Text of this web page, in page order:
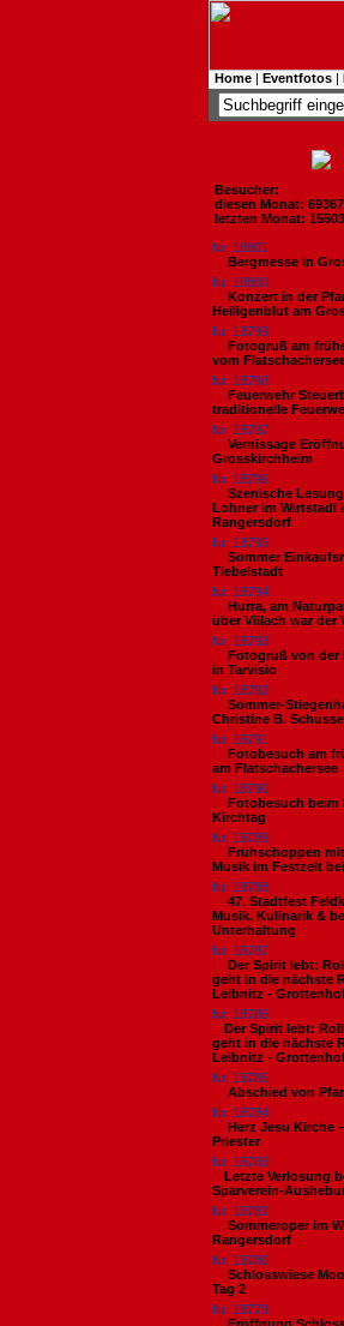
Home | Eventfotos |
Besucher:
diesen Monat:
letzten Monat:
Nr. 18801
Bergmesse in
Nr. 18800
Konzert in der
Heiligenblut am
Nr. 18799
Fotogruß am
vom
Nr. 18798
Feuerwehr
traditionelle
Nr. 18797
Vernissage
Grosskirchheim
Nr. 18796
Szenische
Lohner im Wirtstadl
Rangersdorf
Nr. 18795
Sommer
Tiebelstadt
Nr. 18794
Hurra, am
über Villach war der
Nr. 18793
Fotogruß von der
in Tarvisio
Nr. 18792
Sommer-
Christine B.
Nr. 18791
Fotobesuch am
am Flatschachersee
Nr. 18790
Fotobesuch beim
Kirchtag
Nr. 18789
Frühschoppen
Musik im Festzelt
Nr. 18788
47. Stadtfest
Musik, Kulinarik &
Unterhaltung
Nr. 18787
Der Spirit lebt:
geht in die nächste
Leibnitz -
Nr. 18786
​Der Spirit lebt:
geht in die nächste
Leibnitz -
Nr. 18785
Abschied von
Nr. 18784
Herz Jesu Kirche
Priester
Nr. 18783
​Letzte Verlosung
Sparverein-
Nr. 18782
Sommeroper im
Rangersdorf
Nr. 18780
Schlosswiese
Tag 2
Nr. 18779